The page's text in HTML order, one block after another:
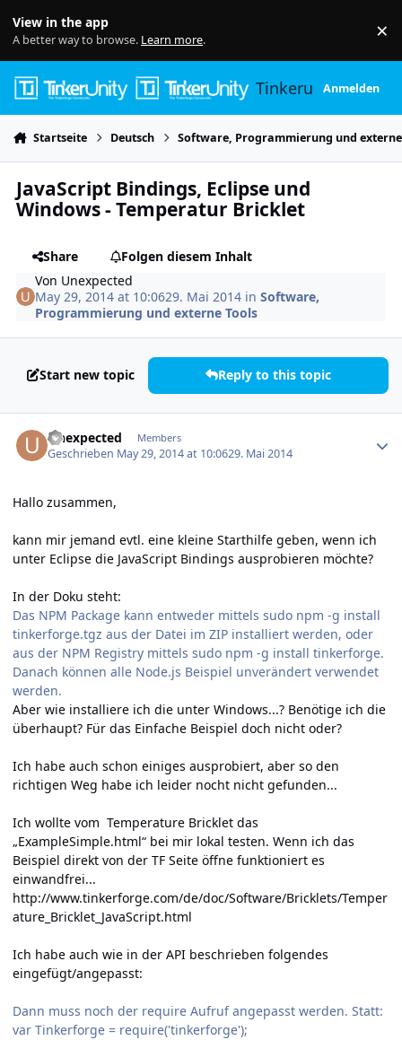
View in the app
A better way to browse. Learn more. ×
TinkerunityAnmelden
Startseite Deutsch Software, Programmierung und
JavaScript Bindings, Eclipse und
Windows - Temperatur Bricklet
Share
Folgen diesem Inhalt
Von Unexpected
May 29, 2014 at 10:0629. Mai 2014 inSoftware,
Programmierung und externe Tools
Start new topic Reply to this topic
Unexpected Members
Geschrieben May 29, 2014 at 10:0629. Mai 2014
Hallo zusammen,
kann mir jemand evtl. eine kleine Starthilfe geben, wenn ich
unter Eclipse die JavaScript Bindings ausprobieren möchte?
In der Doku steht:
Das NPM Package kann entweder mittels sudo npm -g install
tinkerforge.tgz aus der Datei im ZIP installiert werden, oder
aus der NPM Registry mittels sudo npm -g install tinkerforge.
Danach können alle Node.js Beispiel unverändert verwendet
werden.
Aber wie installiere ich die unter Windows...? Benötige ich die
überhaupt? Für das Einfache Beispiel doch nicht oder?
Ich habe auch schon einiges ausprobiert, aber so den
richtigen Weg habe ich leider nocht nicht gefunden...
Ich wollte vom Temperature Bricklet das
„ExampleSimple.html“ bei mir lokal testen. Wenn ich das
Beispiel direkt von der TF Seite öffne funktioniert es
einwandfrei...
http://www.tinkerforge.com/de/doc/Software/Bricklets/Temper
ature_Bricklet_JavaScript.html
Ich habe auch wie in der API beschrieben folgendes
eingefügt/angepasst:
Dann muss noch der require Aufruf angepasst werden. Statt:
var Tinkerforge = require('tinkerforge');